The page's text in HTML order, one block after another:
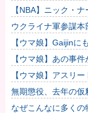
処法
【NBA】ニック・
示唆か
ウクライナ軍参謀
力の募集規模を上
【ウマ娘】Gaijinに
【ウマ娘】あの事
【ウマ娘】アスリ
いよね…
無期懲役、去年の
なぜこんなに多く